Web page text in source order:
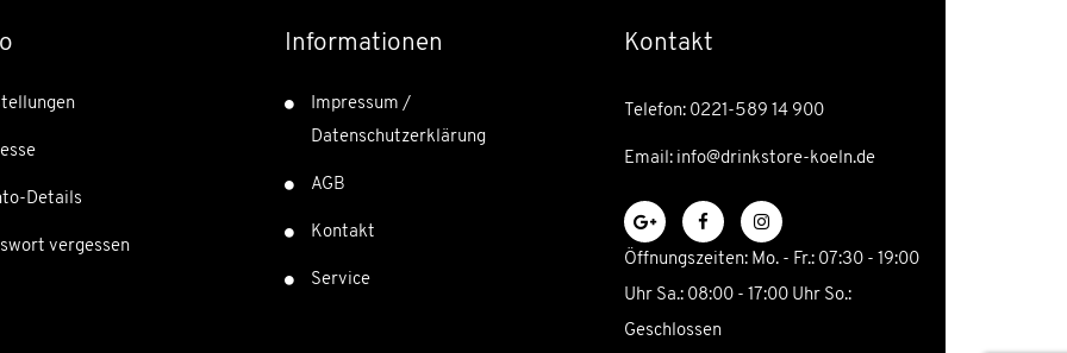
Details
vergessen
Informationen
Impressum /
Datenschutzerklärung
AGB
Kontakt
Service
Kontakt
Telefon: 0221-589 14 900
Email: info@drinkstore-koeln.de
Öffnungszeiten: Mo. - Fr.: 07:30 - 19:00
Uhr Sa.: 08:00 - 17:00 Uhr So.:
Geschlossen